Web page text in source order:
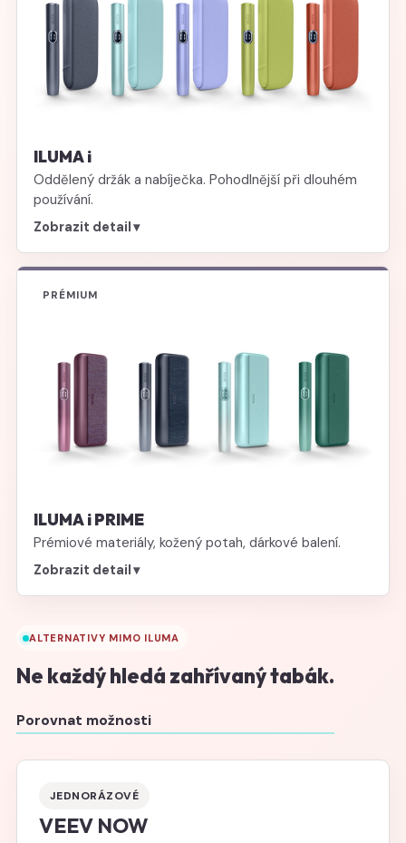
ILUMA i
Oddělený držák a nabíječka. Pohodlnější při dlouhém
používání.
Zobrazit detail▾
PRÉMIUM
ILUMA i PRIME
Prémiové materiály, kožený potah, dárkové balení.
Zobrazit detail ▾
ALTERNATIVY MIMO ILUMA
Ne každý hledá zahřívaný tabák.
Porovnat možnosti
JEDNORÁZOVÉ
VEEV NOW